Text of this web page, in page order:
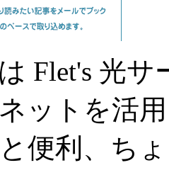
Flet's 光
ットを活
便利、ち